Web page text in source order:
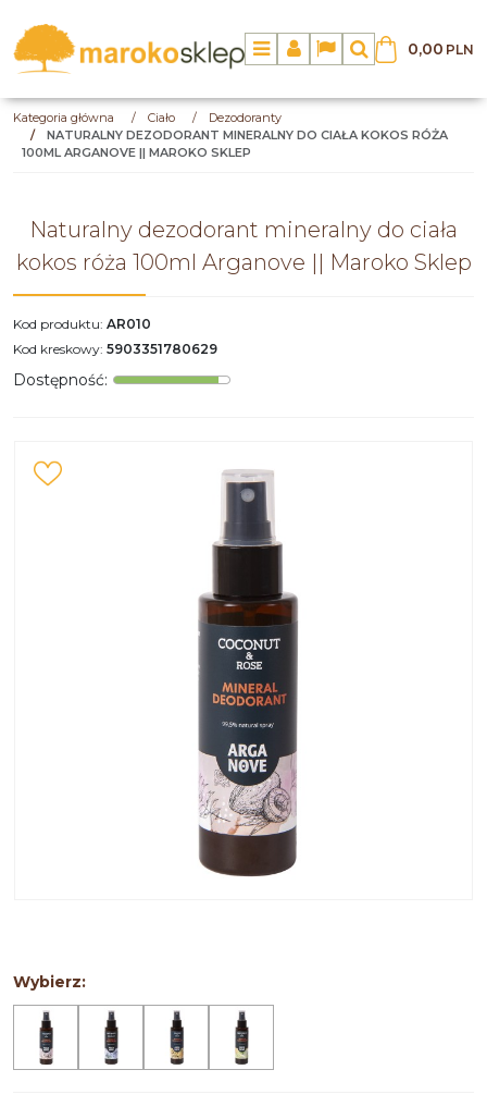
MenuPanelLangSzukaj
0,00 PLN
Kategoria główna / Ciało /
Dezodoranty
/
NATURALNY DEZODORANT MINERALNY DO CIAŁA KOKOS RÓŻA
100ML ARGANOVE || MAROKO SKLEP
Naturalny dezodorant mineralny do ciała
kokos róża 100ml Arganove || Maroko Sklep
Kod produktu: AR010
Kod kreskowy: 5903351780629
Dostępność:
Wybierz: